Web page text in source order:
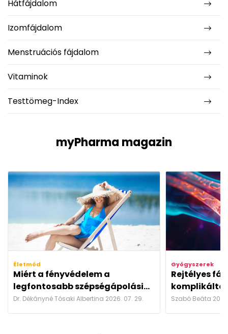
Hátfájdalom
Izomfájdalom
Menstruációs fájdalom
Vitaminok
Testtömeg-Index
myPharma magazin
Életmód
Miért a fényvédelem a
legfontosabb szépségápolási...
Dr. Dékányné Tósaki Albertina 2026. 07. 29.
Gyógyszerek
Rejtélyes
Szabó Beáta